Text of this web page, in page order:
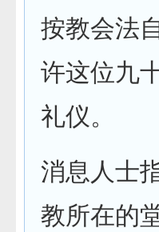
按教会法
许这位九
礼仪。
消息人士
教所在的